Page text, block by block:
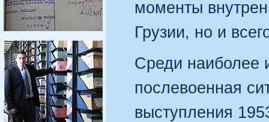
моменты
Грузии, но и
Среди наиболее
послевоенная
выступления